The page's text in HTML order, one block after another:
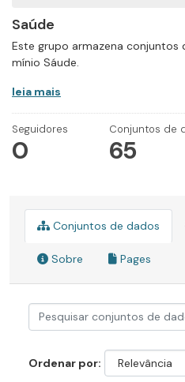
Saúde
Este grupo armazena
mínio Sáude.
leia mais
Seguidores
0
Conjuntos de
65
Conjuntos de dados
Sobre Pages
Ordenar por